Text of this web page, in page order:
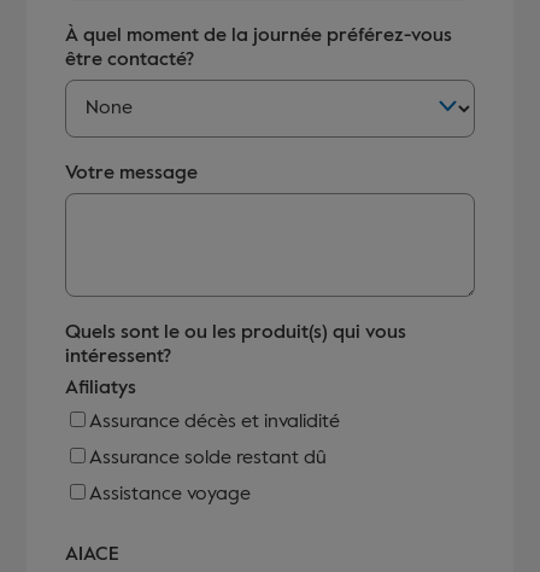
À quel moment de la journée préférez-vous
être contacté?
Votre message
Quels sont le ou les produit(s) qui vous
intéressent?
Afiliatys
Assurance décès et invalidité
Assurance solde restant dû
Assistance voyage
AIACE